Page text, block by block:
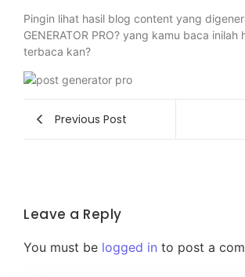
Pingin lihat hasil blog content yang
GENERATOR PRO? yang kamu baca inilah
terbaca kan?
Previous Post
Leave a Reply
You must be logged in to post a